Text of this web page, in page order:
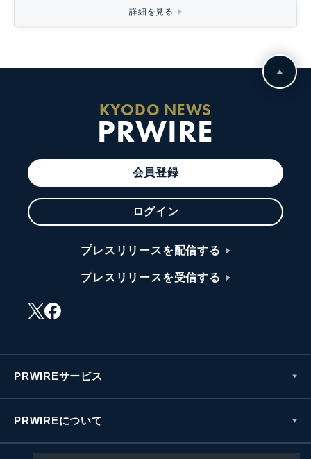
詳細を見る
KYODO NEWS
PRWIRE
会員登録
ログイン
プレスリリースを配信する
プレスリリースを受信する
PRWIREサービス
PRWIREについて